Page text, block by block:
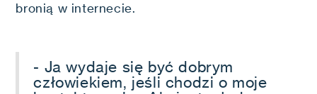
bronią w internecie.
- Ja wydaje się być dobrym
człowiekiem, jeśli chodzi o moje